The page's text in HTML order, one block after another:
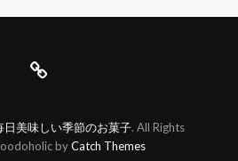
め
日美味しい季節のお菓子. All Rights
byCatch Themes